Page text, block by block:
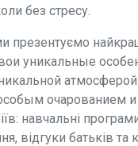
без стресу.
презентуємо
уникальные
очарованием и
навчальні
відгуки батьків та